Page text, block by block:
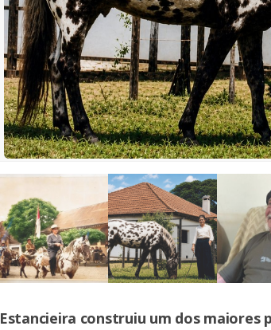
Estancieira construiu um dos